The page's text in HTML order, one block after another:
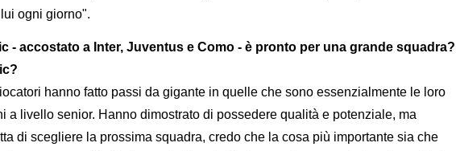
ogni giorno".
- accostato a Inter, Juventus e Como - è pronto per una grande squadra?
hanno fatto passi da gigante in quelle che sono essenzialmente le loro
a livello senior. Hanno dimostrato di possedere qualità e potenziale, ma
di scegliere la prossima squadra, credo che la cosa più importante sia che